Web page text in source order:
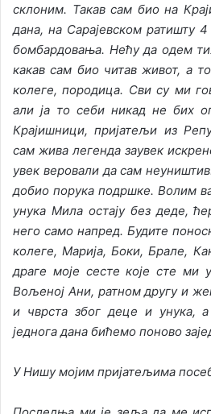
склоним. Такав сам био на
дана, на Сарајевском ратишту
бомбардовања. Нећу да одем
какав сам био читав живот, а
колеге, породица. Сви су ми
али ја то себи никад не бих
Крајишници, пријатељи из
сам жива легенда заувек
увек веровали да сам
добио порука подршке. Волим
унука Мила остају без деде,
него само напред. Будите
колеге, Марија, Боки, Брале,
драге моје сесте које сте ми
Вољеној Ани, ратном другу и
и чврста због деце и унука,
једнога дана бићемо поново
У Нишу мојим пријатељима